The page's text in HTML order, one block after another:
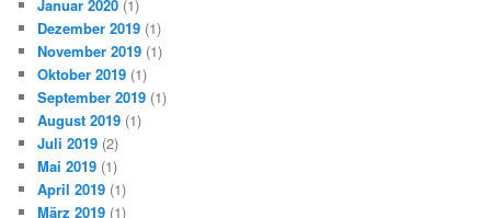
Januar 2020 (1)
Dezember 2019 (1)
November 2019 (1)
Oktober 2019 (1)
September 2019 (1)
August 2019 (1)
Juli 2019 (2)
Mai 2019 (1)
April 2019 (1)
März 2019 (1)